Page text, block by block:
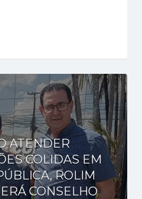
ATENDER
COLIDAS EM
ROLIM
CONSELHO